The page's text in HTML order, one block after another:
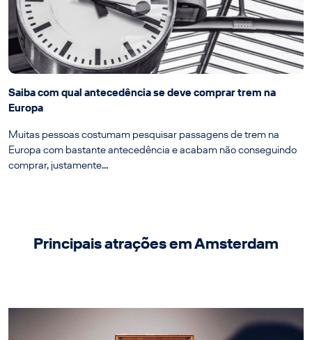
Saiba com qual antecedência se deve comprar trem na
Europa
Muitas pessoas costumam pesquisar passagens de trem na
Europa com bastante antecedência e acabam não conseguindo
comprar, justamente…
Principais atrações em Amsterdam